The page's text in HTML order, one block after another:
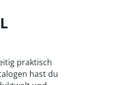
praktisch
hast du